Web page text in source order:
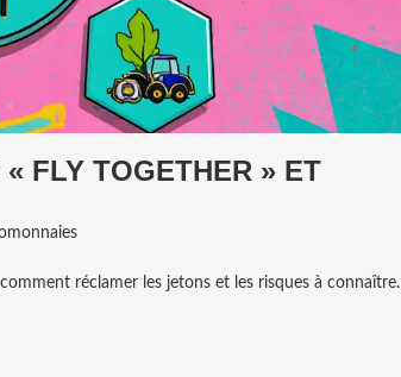
FLY TOGETHER » ET
réclamer les jetons et les risques à connaître.